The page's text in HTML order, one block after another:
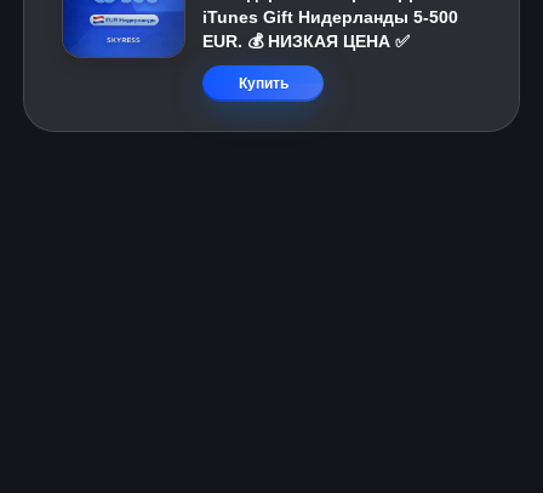
iTunes Gift Нидерланды 5-500
EUR. 💰 НИЗКАЯ ЦЕНА ✅
Купить